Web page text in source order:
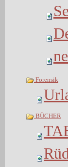
Forensik
BÜCHER